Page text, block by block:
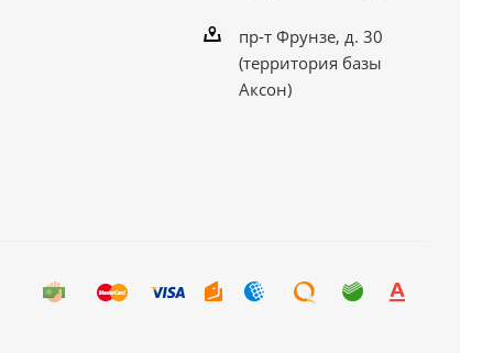
пр-т Фрунзе, д. 30
(территория базы
Аксон)